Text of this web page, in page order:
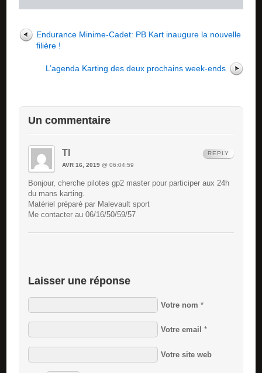
Endurance Minime-Cadet: PB Kart inaugure la nouvelle
filière !
L’agenda Karting des deux prochains week-ends
Un commentaire
Tl
AVR 16, 2019 @ 06:04:59
Bonjour, cherche pilotes gp2 master pour participer aux 24h
du mans karting.
Matériel préparé par Malevault sport
Me contacter au 06/16/50/59/57
REPLY
Laisser une réponse
Votre nom *
Votre email *
Votre site web